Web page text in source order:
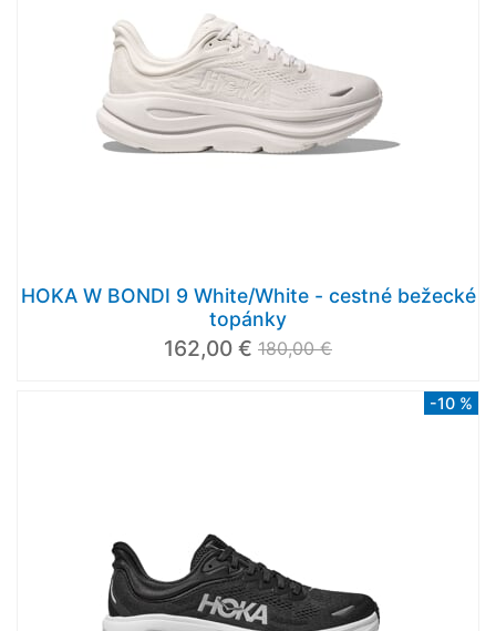
HOKA W BONDI 9 White/White - cestné bežecké
topánky
162,00 € 180,00 €
-10 %